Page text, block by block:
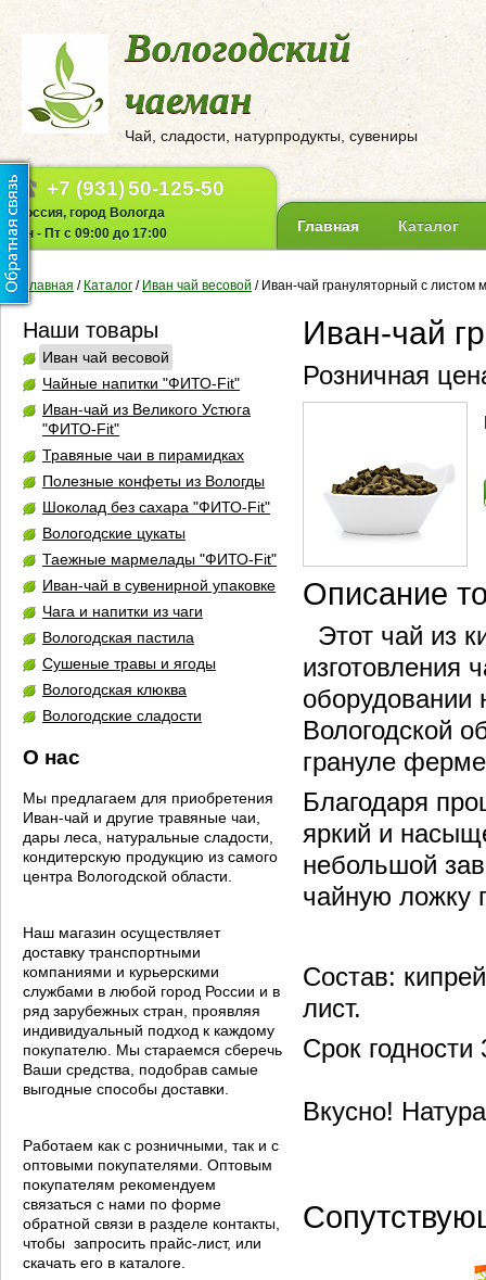
Вологодский
чаеман
Чай, сладости, натурпродукты, сувениры
+7 (931)50-125-50
Россия, город Вологда
Пн - Пт с 09:00 до 17:00
Главная Каталог
Главная / Каталог / Иван чай весовой / Иван-чай грануляторный с листом
Наши товары
Иван чай весовой
Чайные напитки "ФИТО-Fit"
Иван-чай из Великого Устюга
"ФИТО-Fit"
Травяные чаи в пирамидках
Полезные конфеты из Вологды
Шоколад без сахара "ФИТО-Fit"
Вологодские цукаты
Таежные мармелады "ФИТО-Fit"
Иван-чай в сувенирной упаковке
Чага и напитки из чаги
Вологодская пастила
Сушеные травы и ягоды
Вологодская клюква
Вологодские сладости
О нас
Мы предлагаем для приобретения
Иван-чай и другие травяные чаи,
дары леса, натуральные сладости,
кондитерскую продукцию из самого
центра Вологодской области.
Наш магазин осуществляет
доставку транспортными
компаниями и курьерскими
службами в любой город России и в
ряд зарубежных стран, проявляя
индивидуальный подход к каждому
покупателю. Мы стараемся сберечь
Ваши средства, подобрав самые
выгодные способы доставки.
Работаем как с розничными, так и с
оптовыми покупателями. Оптовым
покупателям рекомендуем
связаться с нами по форме
обратной связи в разделе контакты,
чтобы запросить прайс-лист, или
скачать его в каталоге.
Иван-чай
Розничная
Описание
Этот чай из
изготовления
оборудовании
Вологодской
грануле
Благодаря
яркий и
небольшой
чайную ложку
Состав:
лист.
Срок годности
Вкусно!